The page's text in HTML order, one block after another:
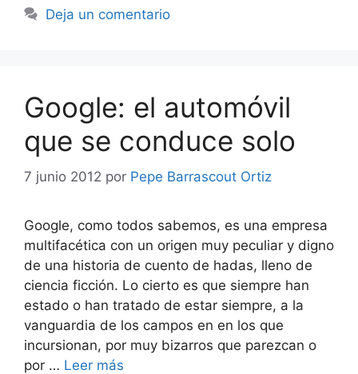
Deja un comentario
Google: el automóvil
que se conduce solo
7 junio 2012 por Pepe Barrascout Ortiz
Google, como todos sabemos, es una empresa
multifacética con un origen muy peculiar y digno
de una historia de cuento de hadas, lleno de
ciencia ficción. Lo cierto es que siempre han
estado o han tratado de estar siempre, a la
vanguardia de los campos en en los que
incursionan, por muy bizarros que parezcan o
por … Leer más